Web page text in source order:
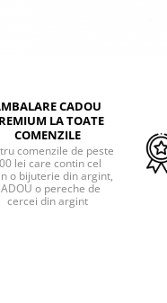
CADOU
LA TOATE
COMENZILE
comenzile de peste
lei care contin cel
o bijuterie din argint,
o pereche de
cercei din argint